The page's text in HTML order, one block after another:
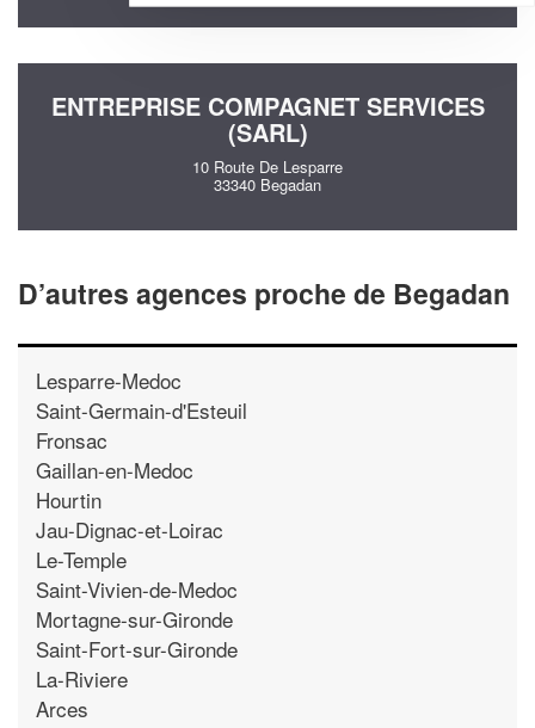
ENTREPRISE COMPAGNET SERVICES
(SARL)
10 Route De Lesparre
33340 Begadan
D’autres agences proche de Begadan
Lesparre-Medoc
Saint-Germain-d'Esteuil
Fronsac
Gaillan-en-Medoc
Hourtin
Jau-Dignac-et-Loirac
Le-Temple
Saint-Vivien-de-Medoc
Mortagne-sur-Gironde
Saint-Fort-sur-Gironde
La-Riviere
Arces